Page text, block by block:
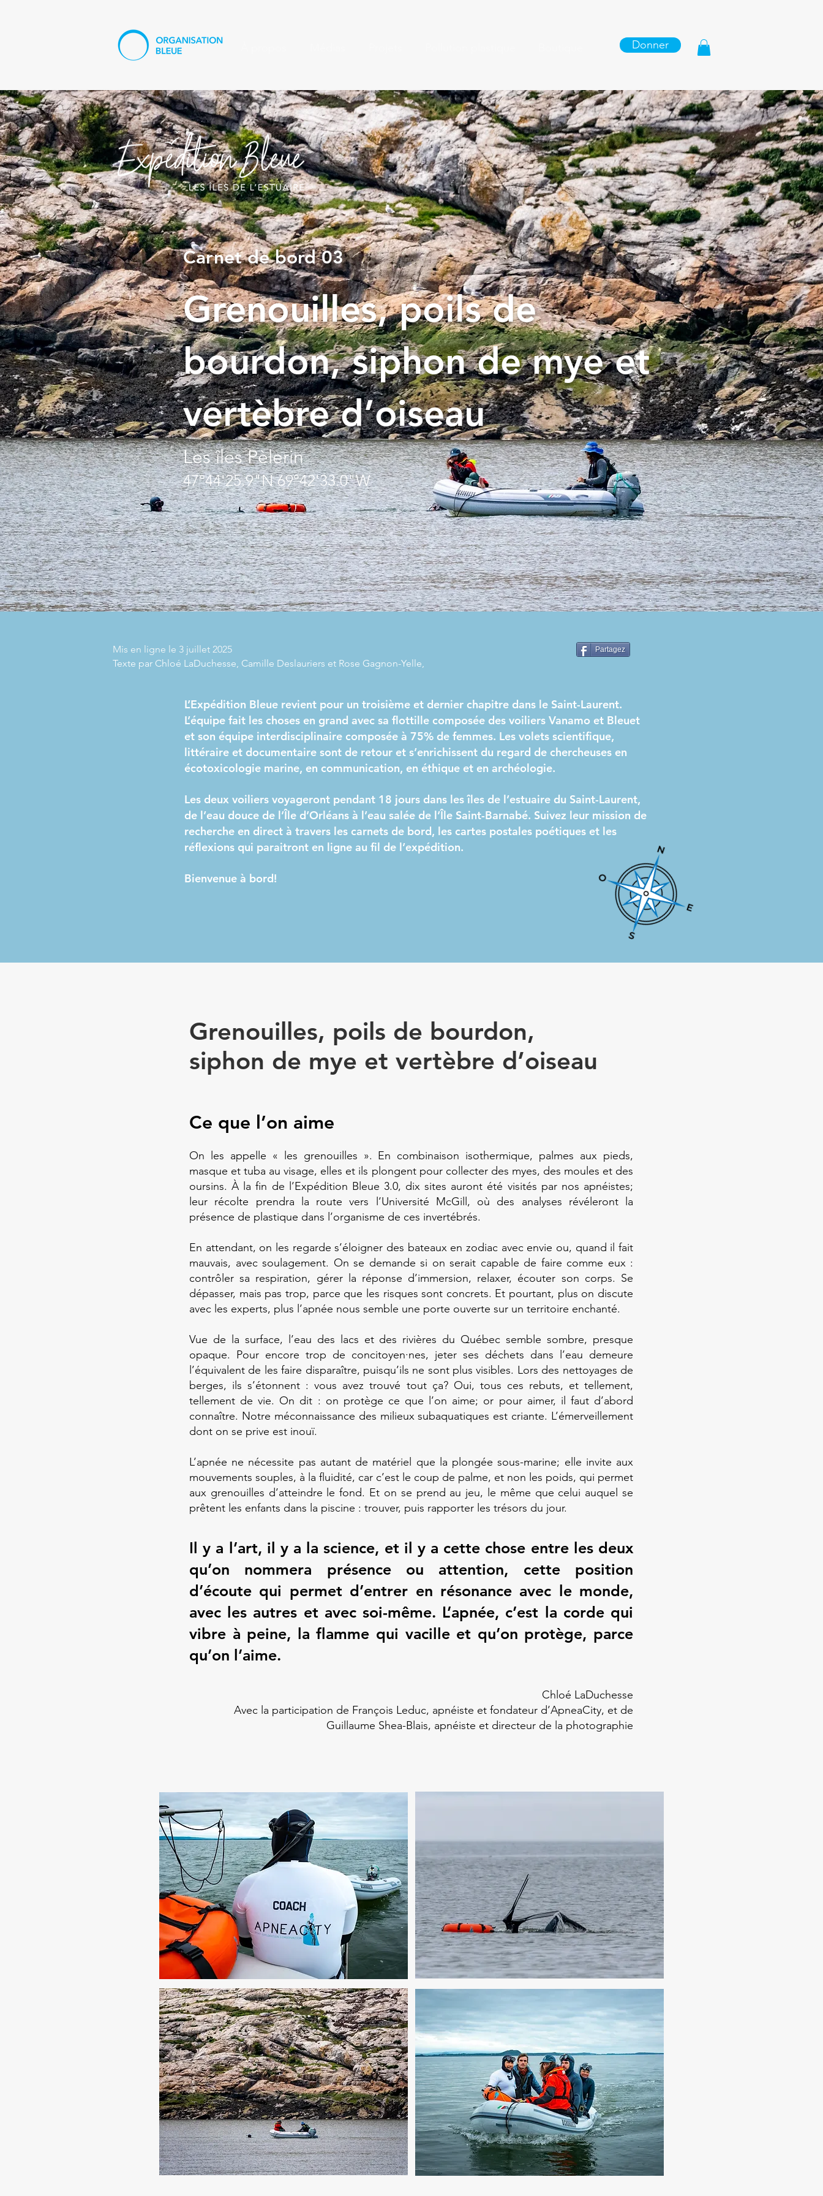
Donner
Carnet de bord 03
Grenouilles, poils de
bourdon, siphon de mye et
vertèbre d’oiseau
Les îles Pèlerin
47°44'25.9"N 69°42'33.0"W
Mis en ligne le 3 juillet 2025
Texte par Chloé LaDuchesse, Camille Deslauriers et Rose Gagnon-Yelle,
Partagez
L’Expédition Bleue revient pour un troisième et dernier chapitre dans le Saint-Laurent.
L’équipe fait les choses en grand avec sa flottille composée des voiliers Vanamo et Bleuet
et son équipe interdisciplinaire composée à 75% de femmes. Les volets scientifique,
littéraire et documentaire sont de retour et s’enrichissent du regard de chercheuses en
écotoxicologie marine, en communication, en éthique et en archéologie.
Les deux voiliers voyageront pendant 18 jours dans les îles de l’estuaire du Saint-Laurent,
de l’eau douce de l’Île d’Orléans à l’eau salée de l’Île Saint-Barnabé. Suivez leur mission de
recherche en direct à travers les carnets de bord, les cartes postales poétiques et les
réflexions qui paraitront en ligne au fil de l’expédition.
Bienvenue à bord!
Grenouilles, poils de bourdon,
siphon de mye et vertèbre d’oiseau
Ce que l’on aime
On les appelle « les grenouilles ». En combinaison isothermique, palmes aux pieds,
masque et tuba au visage, elles et ils plongent pour collecter des myes, des moules et des
oursins. À la fin de l’Expédition Bleue 3.0, dix sites auront été visités par nos apnéistes;
leur récolte prendra la route vers l’Université McGill, où des analyses révéleront la
présence de plastique dans l’organisme de ces invertébrés.
En attendant, on les regarde s’éloigner des bateaux en zodiac avec envie ou, quand il fait
mauvais, avec soulagement. On se demande si on serait capable de faire comme eux :
contrôler sa respiration, gérer la réponse d’immersion, relaxer, écouter son corps. Se
dépasser, mais pas trop, parce que les risques sont concrets. Et pourtant, plus on discute
avec les experts, plus l’apnée nous semble une porte ouverte sur un territoire enchanté.
Vue de la surface, l’eau des lacs et des rivières du Québec semble sombre, presque
opaque. Pour encore trop de concitoyen·nes, jeter ses déchets dans l’eau demeure
l’équivalent de les faire disparaître, puisqu’ils ne sont plus visibles. Lors des nettoyages de
berges, ils s’étonnent : vous avez trouvé tout ça? Oui, tous ces rebuts, et tellement,
tellement de vie. On dit : on protège ce que l’on aime; or pour aimer, il faut d’abord
connaître. Notre méconnaissance des milieux subaquatiques est criante. L’émerveillement
dont on se prive est inouï.
L’apnée ne nécessite pas autant de matériel que la plongée sous-marine; elle invite aux
mouvements souples, à la fluidité, car c’est le coup de palme, et non les poids, qui permet
aux grenouilles d’atteindre le fond. Et on se prend au jeu, le même que celui auquel se
prêtent les enfants dans la piscine : trouver, puis rapporter les trésors du jour.
Il y a l’art, il y a la science, et il y a cette chose entre les deux
qu’on nommera présence ou attention, cette position
d’écoute qui permet d’entrer en résonance avec le monde,
avec les autres et avec soi-même. L’apnée, c’est la corde qui
vibre à peine, la flamme qui vacille et qu’on protège, parce
qu’on l’aime.
Chloé LaDuchesse
Avec la participation de François Leduc, apnéiste et fondateur d’ApneaCity, et de
Guillaume Shea-Blais, apnéiste et directeur de la photographie